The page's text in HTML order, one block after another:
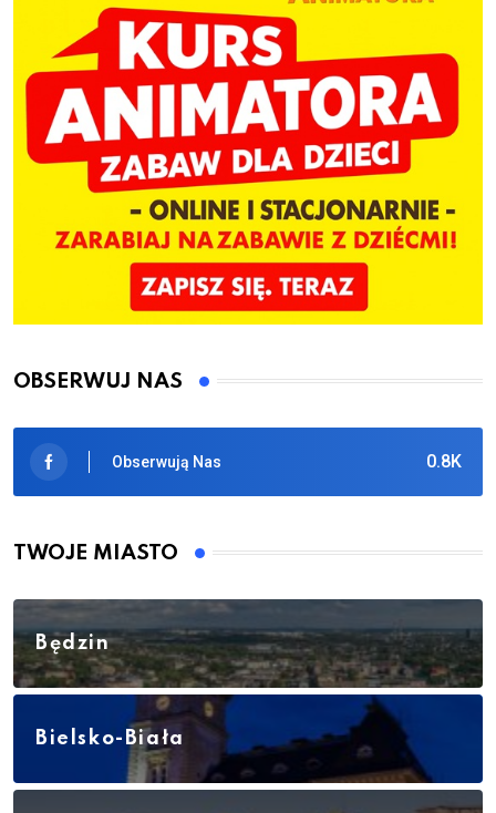
OBSERWUJ NAS
0.8K
Obserwują Nas
TWOJE MIASTO
Będzin
Bielsko-Biała